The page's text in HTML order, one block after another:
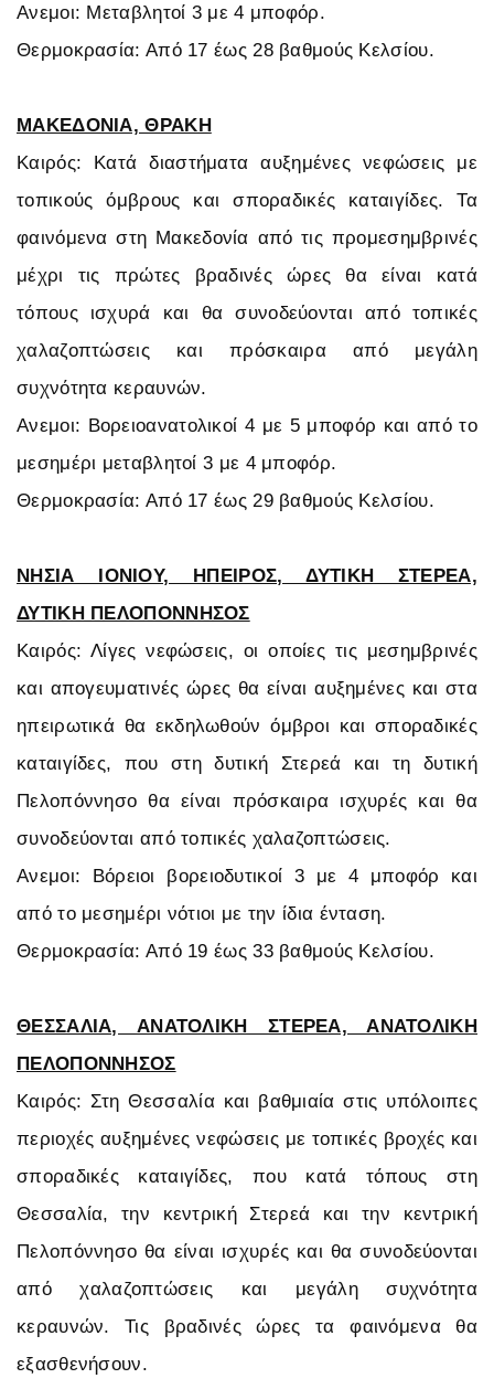
Ανεμοι: Μεταβλητοί 3 με 4 μποφόρ.
Θερμοκρασία: Από 17 έως 28 βαθμούς Κελσίου.
ΜΑΚΕΔΟΝΙΑ, ΘΡΑΚΗ
Καιρός: Κατά διαστήματα αυξημένες νεφώσεις με
τοπικούς όμβρους και σποραδικές καταιγίδες. Τα
φαινόμενα στη Μακεδονία από τις προμεσημβρινές
μέχρι τις πρώτες βραδινές ώρες θα είναι κατά
τόπους ισχυρά και θα συνοδεύονται από τοπικές
χαλαζοπτώσεις και πρόσκαιρα από μεγάλη
συχνότητα κεραυνών.
Ανεμοι: Βορειοανατολικοί 4 με 5 μποφόρ και από το
μεσημέρι μεταβλητοί 3 με 4 μποφόρ.
Θερμοκρασία: Από 17 έως 29 βαθμούς Κελσίου.
ΝΗΣΙΑ ΙΟΝΙΟΥ, ΗΠΕΙΡΟΣ, ΔΥΤΙΚΗ ΣΤΕΡΕΑ,
ΔΥΤΙΚΗ ΠΕΛΟΠΟΝΝΗΣΟΣ
Καιρός: Λίγες νεφώσεις, οι οποίες τις μεσημβρινές
και απογευματινές ώρες θα είναι αυξημένες και στα
ηπειρωτικά θα εκδηλωθούν όμβροι και σποραδικές
καταιγίδες, που στη δυτική Στερεά και τη δυτική
Πελοπόννησο θα είναι πρόσκαιρα ισχυρές και θα
συνοδεύονται από τοπικές χαλαζοπτώσεις.
Ανεμοι: Βόρειοι βορειοδυτικοί 3 με 4 μποφόρ και
από το μεσημέρι νότιοι με την ίδια ένταση.
Θερμοκρασία: Από 19 έως 33 βαθμούς Κελσίου.
ΘΕΣΣΑΛΙΑ, ΑΝΑΤΟΛΙΚΗ ΣΤΕΡΕΑ, ΑΝΑΤΟΛΙΚΗ
ΠΕΛΟΠΟΝΝΗΣΟΣ
Καιρός: Στη Θεσσαλία και βαθμιαία στις υπόλοιπες
περιοχές αυξημένες νεφώσεις με τοπικές βροχές και
σποραδικές καταιγίδες, που κατά τόπους στη
Θεσσαλία, την κεντρική Στερεά και την κεντρική
Πελοπόννησο θα είναι ισχυρές και θα συνοδεύονται
από χαλαζοπτώσεις και μεγάλη συχνότητα
κεραυνών. Τις βραδινές ώρες τα φαινόμενα θα
εξασθενήσουν.